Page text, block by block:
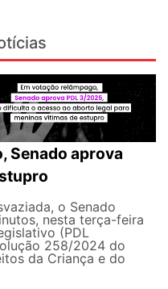
Senado aprova
o Senado
nesta terça-feira
(PDL
258/2024 do
da Criança e do